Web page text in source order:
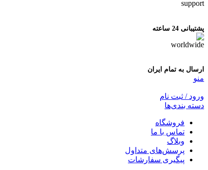
پشتیبانی 24 ساعته
ارسال به تمام ایران
منو
ورود / ثبت نام
دسته بندی‌ها
فروشگاه
تماس با ما
وبلاگ
پرسش‌های متداول
پیگیری سفارشات